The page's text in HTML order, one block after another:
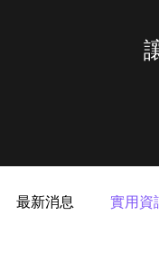
最新消息 實用資